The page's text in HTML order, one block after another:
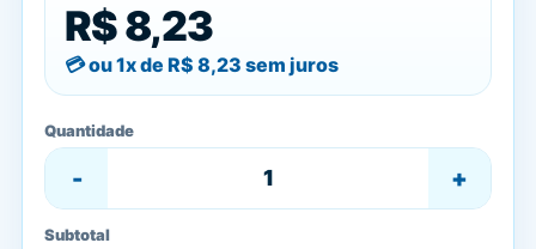
R$ 8,23
ou 1x de R$ 8,23 sem juros
Quantidade
- +
Subtotal